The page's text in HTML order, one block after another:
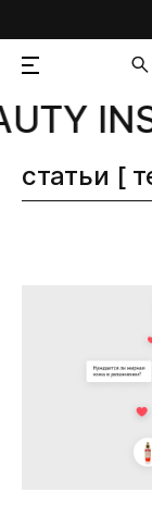
статьи [